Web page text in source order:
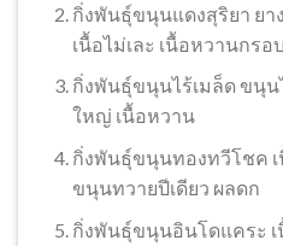
กิ่งพันธุ์ขนุนแดงสุริยา ยา
เนื้อไม่เละ เนื้อหวานกรอบ
กิ่งพันธุ์ขนุนไร้เมล็ด ขนุน
ใหญ่ เนื้อหวาน
กิ่งพันธุ์ขนุนทองทวีโชค
ขนุนทวายปีเดียว ผลดก
กิ่งพันธุ์ขนุนอินโดแคระ